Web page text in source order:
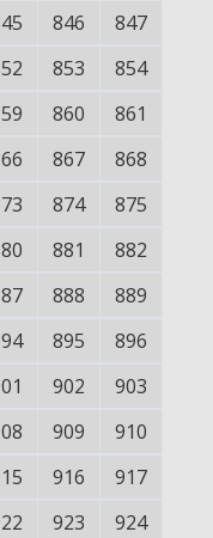
846
847
853
854
860
861
867
868
874
875
881
882
888
889
895
896
902
903
909
910
916
917
923
924